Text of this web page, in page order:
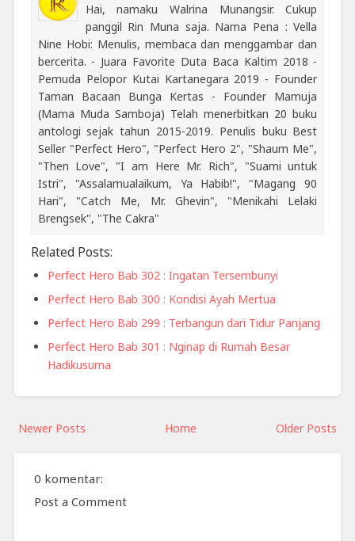
Hai, namaku Walrina Munangsir. Cukup
panggil Rin Muna saja. Nama Pena : Vella
Nine Hobi: Menulis, membaca dan menggambar dan
bercerita. - Juara Favorite Duta Baca Kaltim 2018 -
Pemuda Pelopor Kutai Kartanegara 2019 - Founder
Taman Bacaan Bunga Kertas - Founder Mamuja
(Mama Muda Samboja) Telah menerbitkan 20 buku
antologi sejak tahun 2015-2019. Penulis buku Best
Seller "Perfect Hero", "Perfect Hero 2", "Shaum Me",
"Then Love", "I am Here Mr. Rich", "Suami untuk
Istri", "Assalamualaikum, Ya Habib!", "Magang 90
Hari", "Catch Me, Mr. Ghevin", "Menikahi Lelaki
Brengsek", "The Cakra"
Related Posts:
Perfect Hero Bab 302 : Ingatan Tersembunyi
Perfect Hero Bab 300 : Kondisi Ayah Mertua
Perfect Hero Bab 299 : Terbangun dari Tidur Panjang
Perfect Hero Bab 301 : Nginap di Rumah Besar
Hadikusuma
Newer Posts Older Posts
Home
0 komentar:
Post a Comment